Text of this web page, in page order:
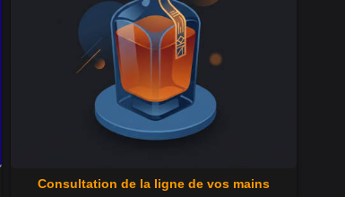
Consultation de la ligne de vos mains